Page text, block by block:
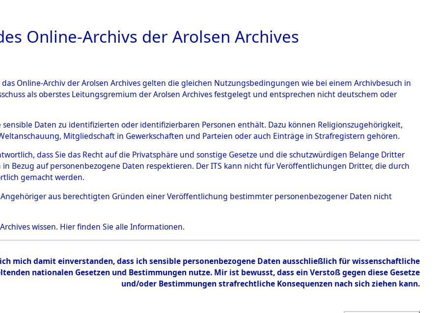
ARCHIVALE ÜBERSICHT BILD
0001 (108012842)
Person RAPCIVSKIS, STANISLAVS
Bestand
Online-Archivs der Arolsen Archives
Online-Archiv der Arolsen Archives gelten die gleichen Nutzungsbedingungen wie bei einem Archivbesuch in
als oberstes Leitungsgremium der Arolsen Archives festgelegt und entsprechen nicht deutschem oder
sensible Daten zu identifizierten oder identifizierbaren Personen enthält. Dazu können Religionszugehörigkeit,
Mitgliedschaft in Gewerkschaften und Parteien oder auch Einträge in Strafregistern gehören.
dass Sie das Recht auf die Privatsphäre und sonstige Gesetze und die schutzwürdigen Belange Dritter
Bezug auf personenbezogene Daten respektieren. Der ITS kann nicht für Veröffentlichungen Dritter, die durch
gemacht werden.
Angehöriger aus berechtigten Gründen einer Veröffentlichung bestimmter personenbezogener Daten nicht
wissen. Hierfinden Sie alle Informationen.
mich damit einverstanden, dass ich sensible personenbezogene Daten ausschließlich für wissenschaftliche
nationalen Gesetzen und Bestimmungen nutze. Mir ist bewusst, dass ein Verstoß gegen diese Gesetze
und/oder Bestimmungen strafrechtliche Konsequenzen nach sich ziehen kann.